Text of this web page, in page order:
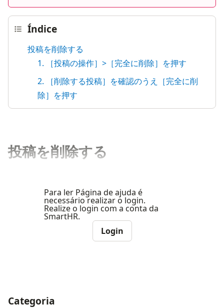
Índice
投稿を削除する
1. ［投稿の操作］>［完全に削除］を押す
2. ［削除する投稿］を確認のうえ［完全に削
除］を押す
投稿を削除する
Para ler Página de ajuda é
necessário realizar o login.
Realize o login com a conta da
SmartHR.
Login
ナビゲーションメニュー
Categoria